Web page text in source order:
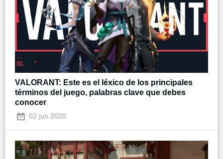
VALORANT: Este es el léxico de los principales
términos del juego, palabras clave que debes
conocer
02 jun 2020